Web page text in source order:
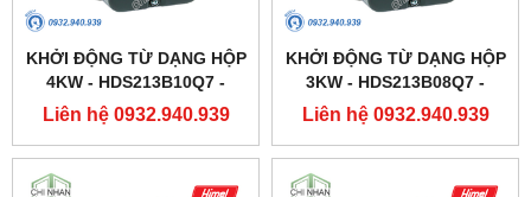
KHỞI ĐỘNG TỪ DẠNG HỘP
4KW - HDS213B10Q7 -
HIMEL
Liên hệ 0932.940.939
KHỞI ĐỘNG TỪ DẠNG HỘP
3KW - HDS213B08Q7 -
HIMEL
Liên hệ 0932.940.939